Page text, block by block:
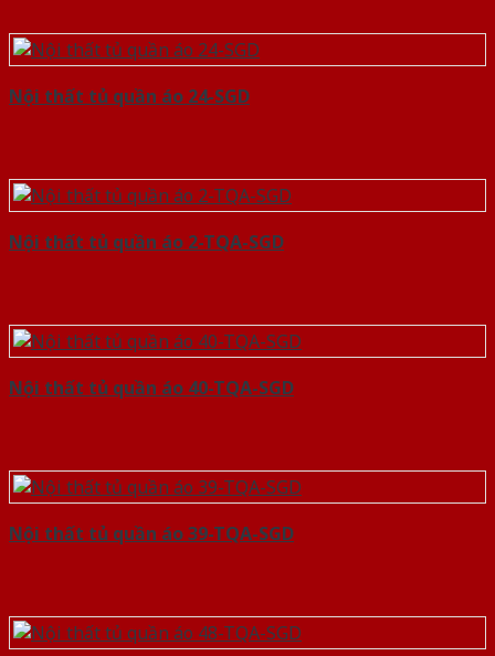
Nội thất tủ quần áo 24-SGD
Nội thất tủ quần áo 2-TQA-SGD
Nội thất tủ quần áo 40-TQA-SGD
Nội thất tủ quần áo 39-TQA-SGD